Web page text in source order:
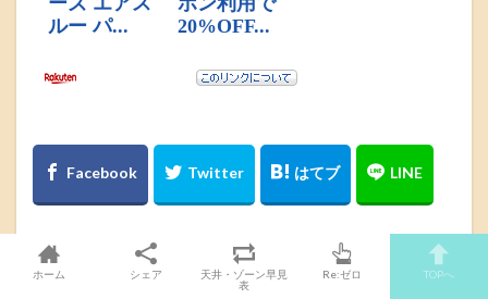
ホーム シェア
天井・ゾーン早見
表
Re:ゼロ TOPへ